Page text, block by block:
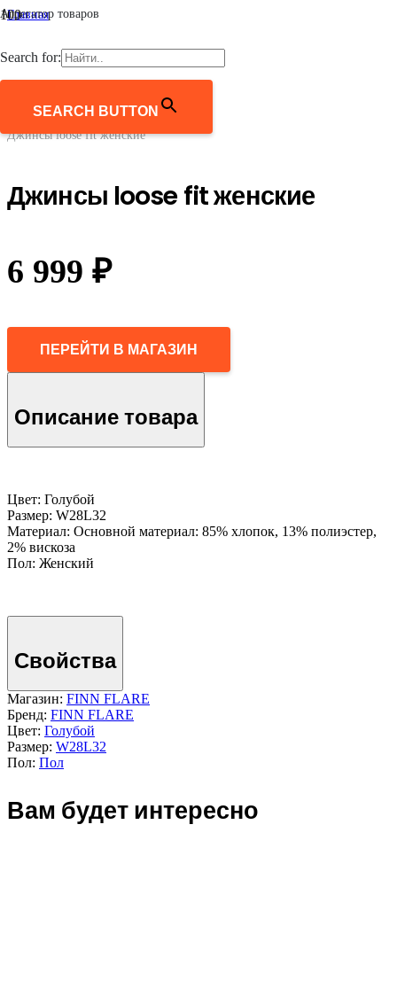
Агрегатор товаров
Search for:
SEARCH BUTTON
Главная
/
Джинсы
Джинсы loose fit женские
Джинсы loose fit женские
6 999 ₽
ПЕРЕЙТИ В МАГАЗИН
Описание товара
Цвет: Голубой
Размер: W28L32
Материал: Основной материал: 85% хлопок, 13% полиэстер,
2% вискоза
Пол: Женский
Свойства
Магазин: FINN FLARE
Бренд: FINN FLARE
Цвет: Голубой
Размер: W28L32
Пол: Пол
Вам будет интересно